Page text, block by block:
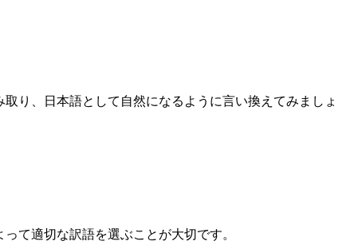
り、日本語として自然になるように言い換えてみましょ
て適切な訳語を選ぶことが大切です。